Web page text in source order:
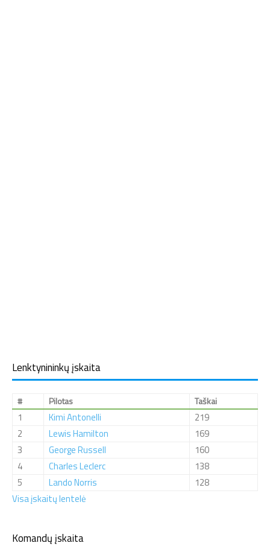
Lenktynininkų įskaita
# Pilotas Taškai
1 Kimi Antonelli
219
2
Lewis Hamilton
169
3
George Russell
160
4
Charles Leclerc
138
5
Lando Norris
128
Visa įskaitų lentelė
Komandų įskaita